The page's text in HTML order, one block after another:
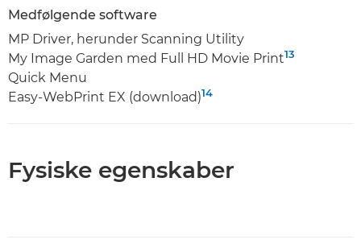
Medfølgende software
MP Driver, herunder Scanning Utility
My Image Garden med Full HD Movie Print13
Quick Menu
Easy-WebPrint EX (download)14
Fysiske egenskaber